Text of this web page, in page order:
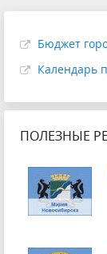
Бюджет
Календарь
ПОЛЕЗНЫЕ